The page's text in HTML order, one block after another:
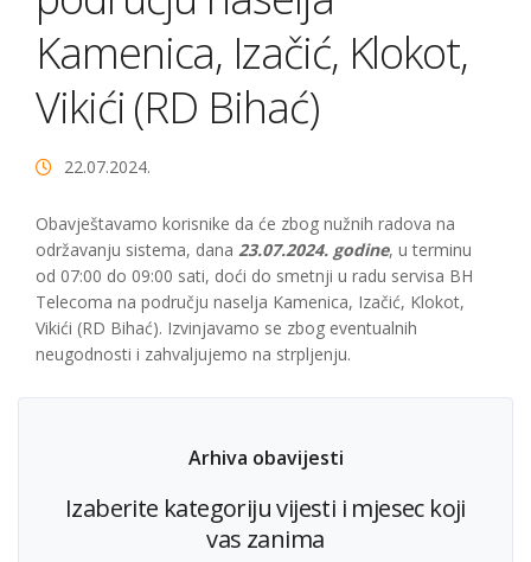
Kamenica, Izačić, Klokot,
Vikići (RD Bihać)
22.07.2024.
Obavještavamo korisnike da će zbog nužnih radova na
održavanju sistema, dana 23.07.2024. godine, u terminu
od 07:00 do 09:00 sati, doći do smetnji u radu servisa BH
Telecoma na području naselja Kamenica, Izačić, Klokot,
Vikići (RD Bihać). Izvinjavamo se zbog eventualnih
neugodnosti i zahvaljujemo na strpljenju.
Arhiva obavijesti
Izaberite kategoriju vijesti i mjesec koji
vas zanima